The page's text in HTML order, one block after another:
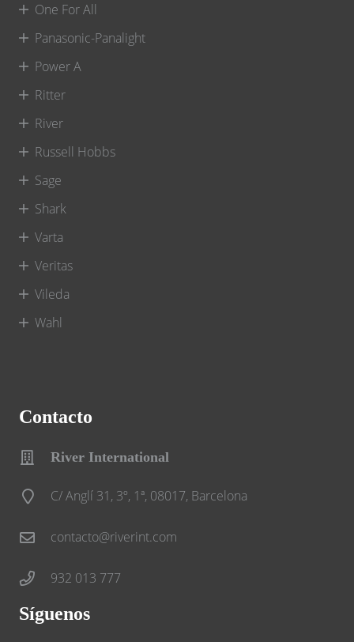
One For All
Panasonic-Panalight
Power A
Ritter
River
Russell Hobbs
Sage
Shark
Varta
Veritas
Vileda
Wahl
Contacto
River International
C/ Anglí 31, 3º, 1ª, 08017, Barcelona
contacto@riverint.com
932 013 777
Síguenos